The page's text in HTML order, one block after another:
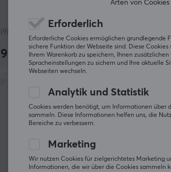
(9)
9.49 € Auf Lager
Arten von
Erforderlich
Erforderliche Cookies ermöglichen grundlegende
sichere Funktion der Webseite sind. Diese
Ihrem Warenkorb zu speichern, Ihnen
Spracheinstellungen zu sichern und Ihre aktuelle
Webseiten wechseln.
Analytik und Statistik
Cookies werden benötigt, um Informationen über
sammeln. Diese Informationen helfen uns, die
Bereiche zu verbessern.
Marketing
Wir nutzen Cookies für zielgerichtetes Marketing
Informationen, die wir über die Cookies sammeln